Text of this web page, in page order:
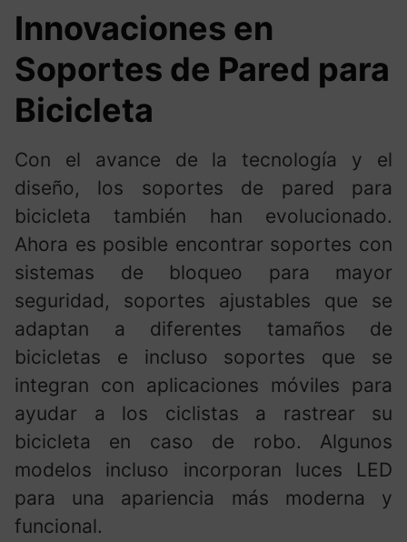
Innovaciones en
Soportes de Pared para
Bicicleta
Con el avance de la tecnología y el
diseño, los soportes de pared para
bicicleta también han evolucionado.
Ahora es posible encontrar soportes con
sistemas de bloqueo para mayor
seguridad, soportes ajustables que se
adaptan a diferentes tamaños de
bicicletas e incluso soportes que se
integran con aplicaciones móviles para
ayudar a los ciclistas a rastrear su
bicicleta en caso de robo. Algunos
modelos incluso incorporan luces LED
para una apariencia más moderna y
funcional.